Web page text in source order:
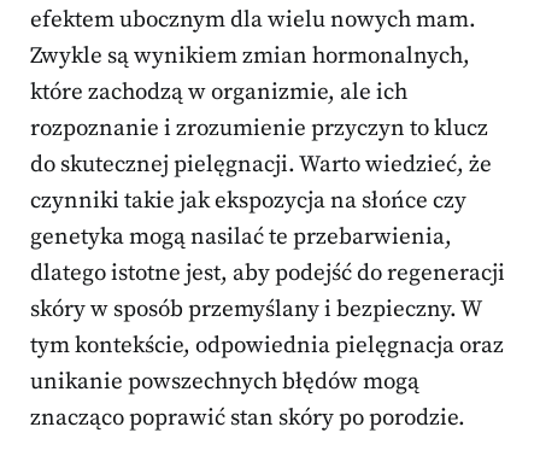
efektem ubocznym dla wielu nowych mam.
Zwykle są wynikiem zmian hormonalnych,
które zachodzą w organizmie, ale ich
rozpoznanie i zrozumienie przyczyn to klucz
do skutecznej pielęgnacji. Warto wiedzieć, że
czynniki takie jak ekspozycja na słońce czy
genetyka mogą nasilać te przebarwienia,
dlatego istotne jest, aby podejść do regeneracji
skóry w sposób przemyślany i bezpieczny. W
tym kontekście, odpowiednia pielęgnacja oraz
unikanie powszechnych błędów mogą
znacząco poprawić stan skóry po porodzie.